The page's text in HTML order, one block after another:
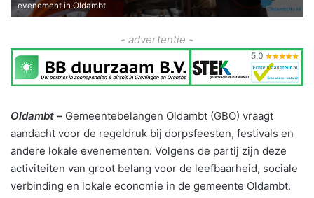
evenement in Oldambt
- advertentie -
Oldambt – Gemeentebelangen Oldambt (GBO) vraagt
aandacht voor de regeldruk bij dorpsfeesten, festivals en
andere lokale evenementen. Volgens de partij zijn deze
activiteiten van groot belang voor de leefbaarheid, sociale
verbinding en lokale economie in de gemeente Oldambt.